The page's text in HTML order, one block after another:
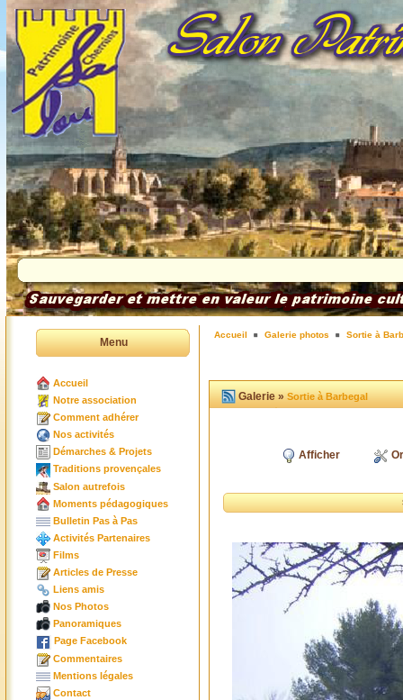
Menu
Accueil
Notre association
Comment adhérer
Nos activités
Démarches & Projets
Traditions provençales
Salon autrefois
Moments pédagogiques
Bulletin Pas à Pas
Activités Partenaires
Films
Articles de Presse
Liens amis
Nos Photos
Panoramiques
Page Facebook
Commentaires
Mentions légales
Contact
Accueil Galerie photos Sortie à
Galerie »Sortie à Barbegal
Afficher